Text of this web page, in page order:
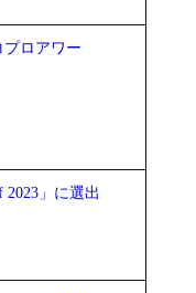
ロアワー
2023」に選出